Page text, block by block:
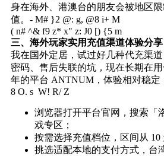
身在海外、港澳台的朋友会被地区
值。 - M# }2 @: g, @8 i+ M
( n# ^& f9 z* x" z: J0 [) {5 m
三、海外玩家实用充值渠道体验分享
我在国外定居，试过好几种代充渠
密码、售后失联的坑，现在长期在
年的平台 ANTNUM，体验相对稳定
8 O. s W! R/ Z
浏览器打开平台官网，搜索「
戏专区；
按需选择充值档位，区间从 10
挑选适配本地的支付方式，台